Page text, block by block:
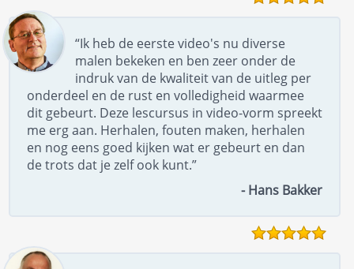
“Ik heb de eerste video's nu diverse
malen bekeken en ben zeer onder de
indruk van de kwaliteit van de uitleg per
onderdeel en de rust en volledigheid waarmee
dit gebeurt. Deze lescursus in video-vorm spreekt
me erg aan. Herhalen, fouten maken, herhalen
en nog eens goed kijken wat er gebeurt en dan
de trots dat je zelf ook kunt.”
- Hans Bakker